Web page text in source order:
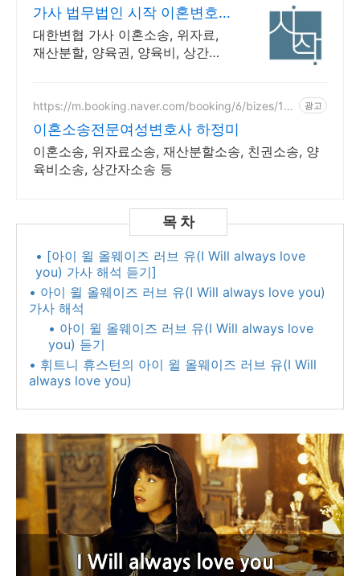
가사 법무법인 시작 이혼변호
사 24시간 비밀상담
대한변협 가사 이혼소송, 위자료,
재산분할, 양육권, 양육비, 상간자
https://m.booking.naver.com/booking/6/bizes/14
광고
이혼소송전문여성변호사 하정미
이혼소송, 위자료소송, 재산분할소송, 친권소송, 양
육비소송, 상간자소송 등
• [아이 윌 올웨이즈 러브 유(I Will always love
you) 가사 해석 듣기]
• 아이 윌 올웨이즈 러브 유(I Will always love you)
가사 해석​
• 아이 윌 올웨이즈 러브 유(I Will always love
you) 듣기
• 휘트니 휴스턴의 아이 윌 올웨이즈 러브 유(I Will
always love you)​